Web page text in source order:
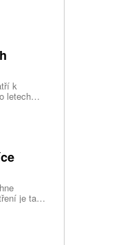
Rusko
k
letech
84,1
je také